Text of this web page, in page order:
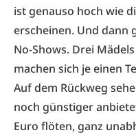
ist genauso hoch wie
erscheinen. Und dann
No-Shows. Drei
machen sich je einen
Auf dem Rückweg
noch günstiger
Euro flöten, ganz